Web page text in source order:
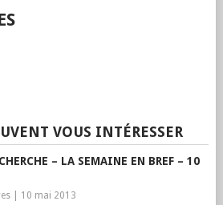
VOUS INTÉRESSER
– LA SEMAINE EN BREF – 10
| 10 mai 2013